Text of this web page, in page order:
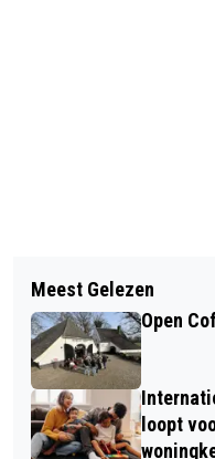
ARNHEM HEEFT
GRATIS NOTEN
STADSGESPREK
STROMEN’ OP
Meest Gelezen
Open
loopt